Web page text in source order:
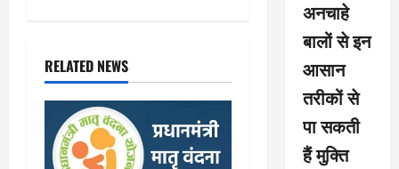
i
g
a
RELATED NEWS
अनचाहे
बालों से इन
आसान
तरीकों से
पा सकती
हैं मुक्ति